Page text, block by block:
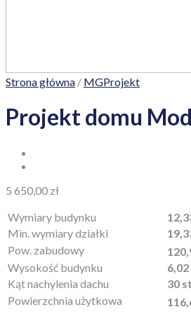
Strona główna / MGProjekt
Projekt domu
5 650,00 zł
Wymiary budynku
Min. wymiary działki
Pow. zabudowy
Wysokość budynku
Kąt nachylenia dachu
30
Powierzchnia użytkowa